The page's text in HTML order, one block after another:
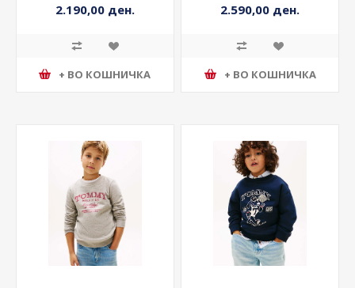
2.190,00 ден.
+ ВО КОШНИЧКА
2.590,00 ден.
+ ВО КОШНИЧКА